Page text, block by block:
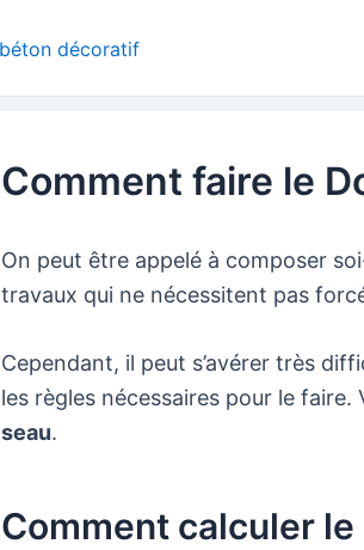
Comment faire le
On peut être appelé à composer
travaux qui ne nécessitent pas
Cependant, il peut s’avérer très
les règles nécessaires pour le faire.
seau.
Comment calculer